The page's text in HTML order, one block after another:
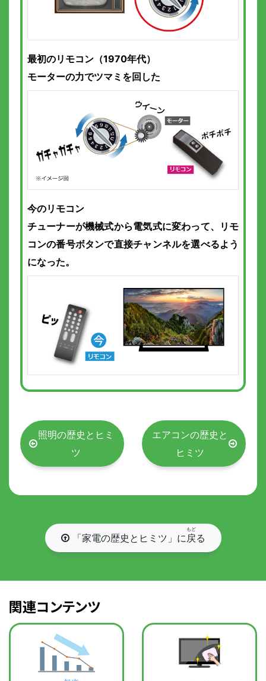
最初のリモコン（1970年代）
モーターの力でツマミを回した
今のリモコン
チューナーが機械式から電気式に変わって、リモ
コンの番号ボタンで直接チャンネルを選べるよう
になった。
照明の歴史とヒミ
ツ
エアコンの歴史と
ヒミツ
「家電の歴史とヒミツ」に 戻る
関連コンテンツ